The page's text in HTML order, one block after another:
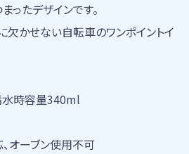
ったデザインです。
かせない自転車のワンポイントイ
時容量340ml
オーブン使用不可